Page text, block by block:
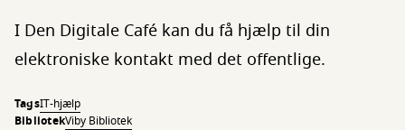
I Den Digitale Café kan du få hjælp til din
elektroniske kontakt med det offentlige.
TagsIT-hjælp
BibliotekViby Bibliotek